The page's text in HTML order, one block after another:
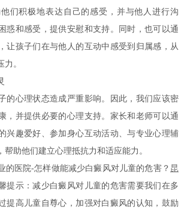
们积极地表达自己的感受，并与他人进行沟
惑和感受，提供安慰和支持。同时，也可以通
让孩子们在与他人的互动中感受到归属感，从
。
心理状态造成严重影响。因此，我们应该密
，并提供必要的心理支持。家长和老师可以通
兴趣爱好、参加身心互动活动、与专业心理辅
助他们建立心理抵抗力和适应能力。
医院-怎样做能减少白癜风对儿童的危害？ 昆
提示：减少白癜风对儿童的危害需要我们在多
提高儿童自尊心，加强对白癜风的认知，鼓励